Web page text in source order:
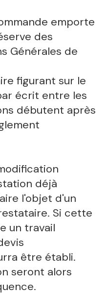
emporte
des
Générales de
figurant sur le
écrit entre les
débutent après
déjà
l'objet d'un
Si cette
un travail
être établi.
seront alors